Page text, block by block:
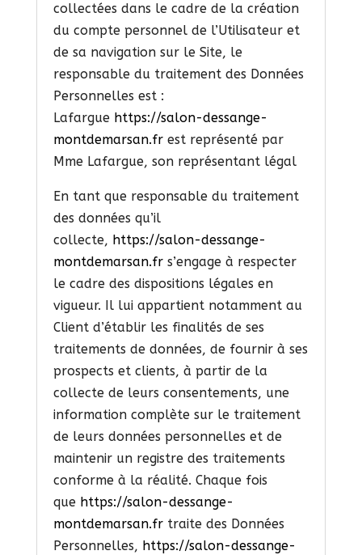
collectées dans le cadre de la création
du compte personnel de l’Utilisateur et
de sa navigation sur le Site, le
responsable du traitement des Données
Personnelles est :
Lafargue https://salon-dessange-
montdemarsan.fr est représenté par
Mme Lafargue, son représentant légal
En tant que responsable du traitement
des données qu’il
collecte, https://salon-dessange-
montdemarsan.fr s’engage à respecter
le cadre des dispositions légales en
vigueur. Il lui appartient notamment au
Client d’établir les finalités de ses
traitements de données, de fournir à ses
prospects et clients, à partir de la
collecte de leurs consentements, une
information complète sur le traitement
de leurs données personnelles et de
maintenir un registre des traitements
conforme à la réalité. Chaque fois
que https://salon-dessange-
montdemarsan.fr traite des Données
Personnelles, https://salon-dessange-